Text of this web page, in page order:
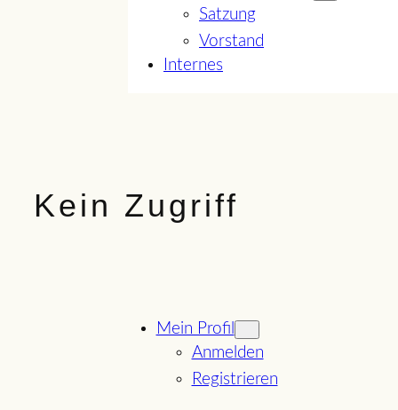
Satzung
Vorstand
Internes
Kein Zugriff
Mein Profil
Anmelden
Registrieren